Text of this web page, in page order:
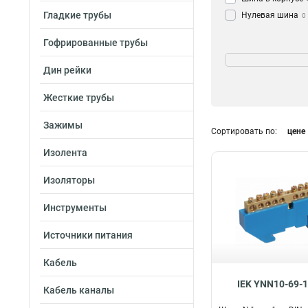
Гладкие трубы
Гофрированные трубы
Дин рейки
Жесткие трубы
Зажимы
Изолента
Изоляторы
Инструменты
Источники питания
Кабель
Кабель каналы
Нулевая шина 0
Цвет изолятора
Сортировать по: цене
IEK YNN10-69-